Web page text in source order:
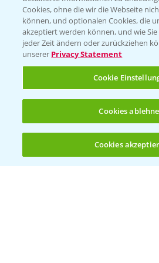
(noch 4)
Beratung auf
T.+49 (0)174 346 564 1
KONTAKT
Hilfe in Notfällen
+49 (0)214/30-20220
Cookies, ohne die wir die Webseite
können, und optionalen Cookies, die
akzeptiert werden können, und wie
jeder Zeit ändern oder zurückziehen
unserer Privacy Statement
Cookie
Cookies
Cookies